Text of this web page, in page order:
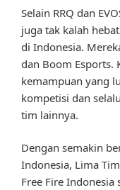
Selain RRQ dan
juga tak kalah
di Indonesia.
dan Boom
kemampuan yang
kompetisi dan
tim lainnya.
Dengan semakin
Indonesia, Lima
Free Fire